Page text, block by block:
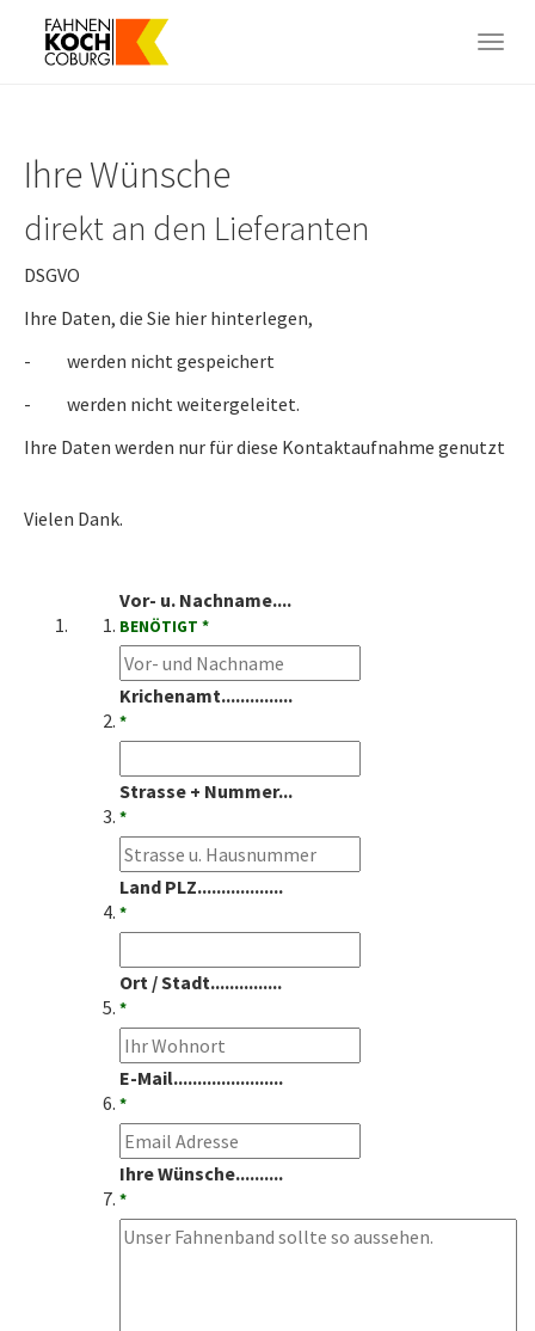
Ihre Wünsche
direkt an den Lieferanten
DSGVO
Ihre Daten, die Sie hier hinterlegen,
- werden nicht gespeichert
- werden nicht weitergeleitet.
Ihre Daten werden nur für diese Kontaktaufnahme genutzt
Vielen Dank.
Vor- u. Nachname....
BENÖTIGT *
Krichenamt...............
*
Strasse + Nummer...
*
Land PLZ..................
*
Ort / Stadt...............
*
E-Mail.......................
*
Ihre Wünsche..........
*